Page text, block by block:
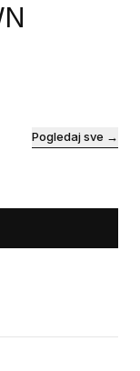
Pogledaj sve →